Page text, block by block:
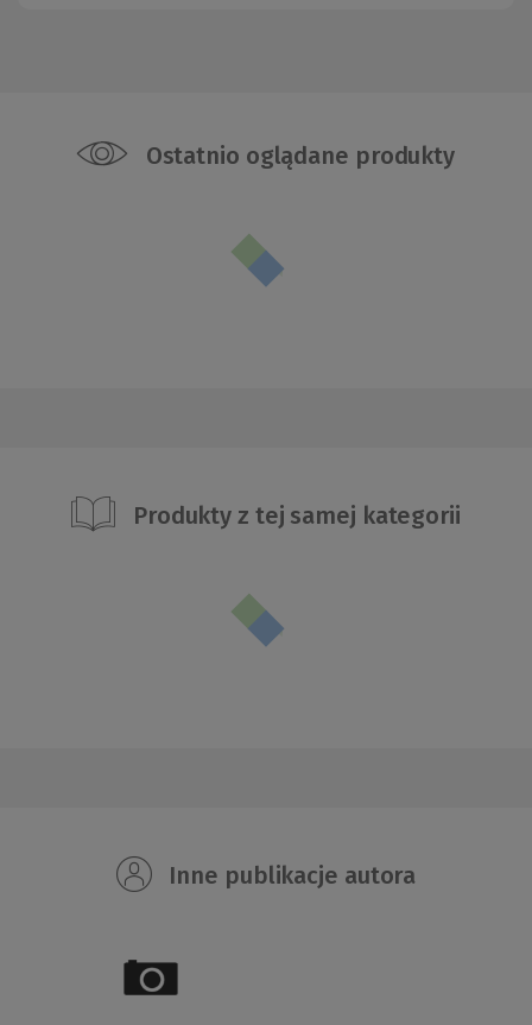
Ostatnio oglądane produkty
Produkty z tej samej kategorii
Inne publikacje autora